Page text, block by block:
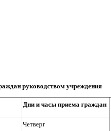
руководством учреждения
Дни и часы приема граждан
Четверг